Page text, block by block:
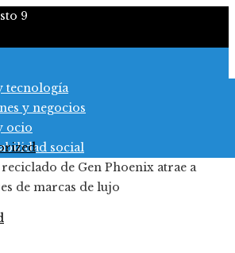
9
tecnología
y negocios
ocio
social
de Gen Phoenix atrae a
de marcas de lujo